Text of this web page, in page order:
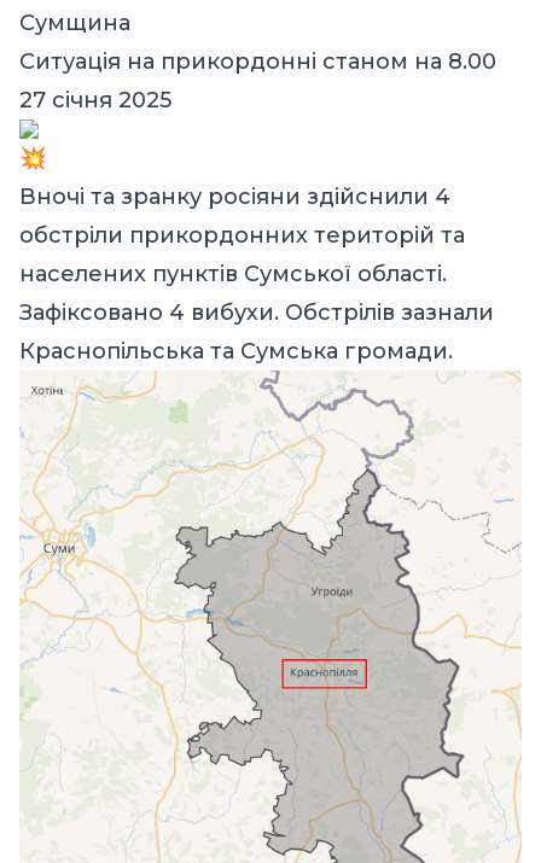
Сумщина
Ситуація на прикордонні станом на 8.00
27 січня 2025
Вночі та зранку росіяни здійснили 4
обстріли прикордонних територій та
населених пунктів Сумської області.
Зафіксовано 4 вибухи. Обстрілів зазнали
Краснопільська та Сумська громади.